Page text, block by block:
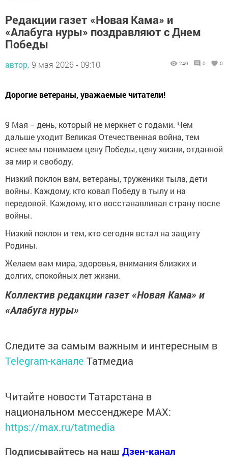
Редакции газет «Новая Кама» и
«Алабуга нуры» поздравляют с Днем
Победы
автор, 9 мая 2026 - 09:10 249 0 0
Дорогие ветераны, уважаемые читатели!
9 Мая − день, который не меркнет с годами. Чем
дальше уходит Великая Отечественная война, тем
яснее мы понимаем цену Победы, цену жизни, отданной
за мир и свободу.
Низкий поклон вам, ветераны, труженики тыла, дети
войны. Каждому, кто ковал Победу в тылу и на
передовой. Каждому, кто восстанавливал страну после
войны.
Низкий поклон и тем, кто сегодня встал на защиту
Родины.
Желаем вам мира, здоровья, внимания близких и
долгих, спокойных лет жизни.
Коллектив редакции газет «Новая Кама» и
«Алабуга нуры»
Следите за самым важным и интересным в
Telegram-канале Татмедиа
Читайте новости Татарстана в
национальном мессенджере MАХ:
https://max.ru/tatmedia
Подписывайтесь на наш Дзен-канал